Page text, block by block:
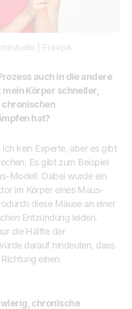
| Freepik
auch in die andere
Körper schneller,
hat?
kein Experte, aber es gibt
Es gibt zum Beispiel
Modell. Dabei wurde ein
im Körper eines Maus-
diese Mäuse an einer
Entzündung leiden.
die Hälfte der
darauf hindeuten, dass
einen
chronische